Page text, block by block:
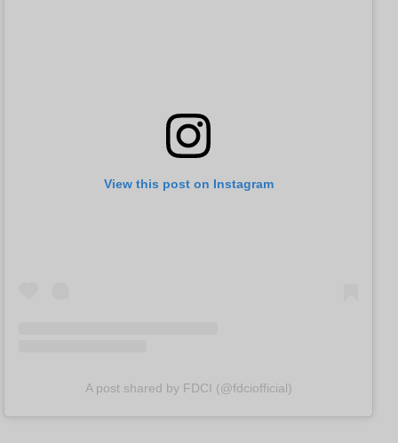
View this post on Instagram
A post shared by FDCI (@fdciofficial)